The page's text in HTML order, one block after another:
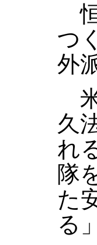
つ
外
久
れ
隊
た
る